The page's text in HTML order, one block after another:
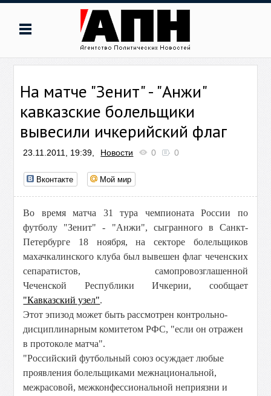
На матче "Зенит" - "Анжи"
кавказские болельщики
вывесили ичкерийский флаг
23.11.2011, 19:39, Новости 0 0
Вконтакте Мой мир
Во время матча 31 тура чемпионата России по
футболу "Зенит" - "Анжи", сыгранного в Санкт-
Петербурге 18 ноября, на секторе болельщиков
махачкалинского клуба был вывешен флаг чеченских
сепаратистов, самопровозглашенной
Чеченской Республики Ичкерии, сообщает
"Кавказский узел".
Этот эпизод может быть рассмотрен контрольно-
дисциплинарным комитетом РФС, "если он отражен
в протоколе матча".
"Российский футбольный союз осуждает любые
проявления болельщиками межнациональной,
межрасовой, межконфессиональной неприязни и